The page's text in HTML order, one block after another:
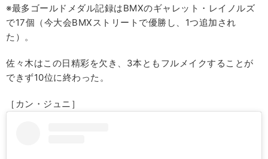
※最多ゴールドメダル記録はBMXのギャレット・レイノルズ
で17個（今大会BMXストリートで優勝し、1つ追加され
た）。
佐々木はこの日精彩を欠き、3本ともフルメイクすることが
できず10位に終わった。
［カン・ジュニ］